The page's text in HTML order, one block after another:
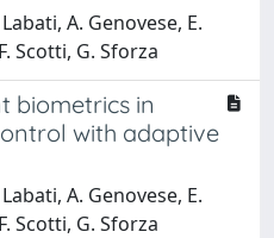
A. Genovese, E.
Scotti, G. Sforza
biometrics in
with adaptive
A. Genovese, E.
Scotti, G. Sforza